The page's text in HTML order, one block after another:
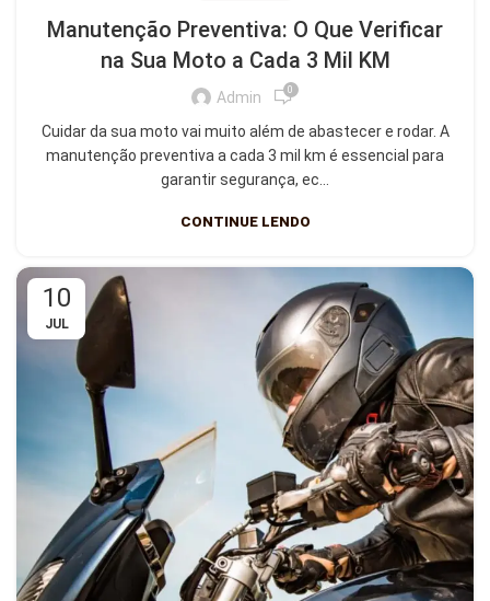
Manutenção Preventiva: O Que Verificar
na Sua Moto a Cada 3 Mil KM
Admin 0
Cuidar da sua moto vai muito além de abastecer e rodar. A
manutenção preventiva a cada 3 mil km é essencial para
garantir segurança, ec...
CONTINUE LENDO
10
JUL